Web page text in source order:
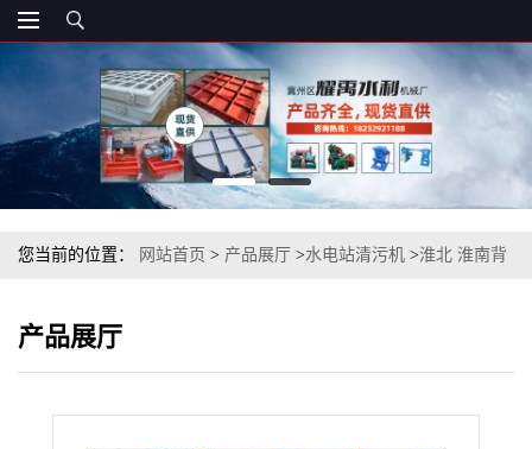
您当前的位置： 网站首页 > 产品展厅 >水电站清污机 >淮北 淮南背
产品展厅